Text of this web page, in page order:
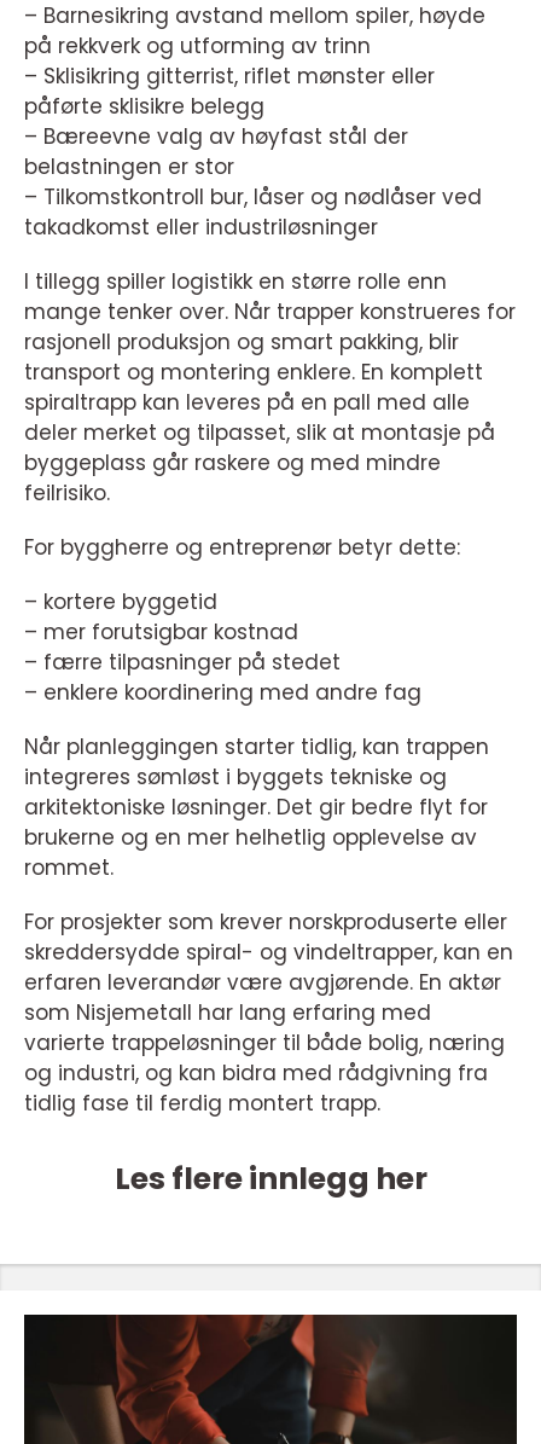
– Barnesikring avstand mellom spiler, høyde
på rekkverk og utforming av trinn
– Sklisikring gitterrist, riflet mønster eller
påførte sklisikre belegg
– Bæreevne valg av høyfast stål der
belastningen er stor
– Tilkomstkontroll bur, låser og nødlåser ved
takadkomst eller industriløsninger
I tillegg spiller logistikk en større rolle enn
mange tenker over. Når trapper konstrueres for
rasjonell produksjon og smart pakking, blir
transport og montering enklere. En komplett
spiraltrapp kan leveres på en pall med alle
deler merket og tilpasset, slik at montasje på
byggeplass går raskere og med mindre
feilrisiko.
For byggherre og entreprenør betyr dette:
– kortere byggetid
– mer forutsigbar kostnad
– færre tilpasninger på stedet
– enklere koordinering med andre fag
Når planleggingen starter tidlig, kan trappen
integreres sømløst i byggets tekniske og
arkitektoniske løsninger. Det gir bedre flyt for
brukerne og en mer helhetlig opplevelse av
rommet.
For prosjekter som krever norskproduserte eller
skreddersydde spiral- og vindeltrapper, kan en
erfaren leverandør være avgjørende. En aktør
som Nisjemetall har lang erfaring med
varierte trappeløsninger til både bolig, næring
og industri, og kan bidra med rådgivning fra
tidlig fase til ferdig montert trapp.
Les flere innlegg her